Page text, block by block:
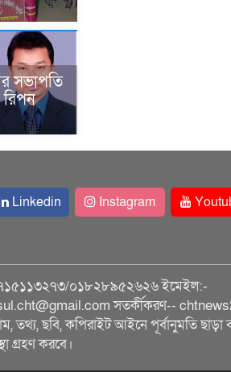
সভাপতি
Linkedin Instagram
০১৮২৮৯৫২৬২৬ ইমেইল:-
সতর্কীকরণ--
তথ্য, ছবি, কপিরাইট আইনে পূর্বানুমতি ছাড়া
গ্রহণ করবে।